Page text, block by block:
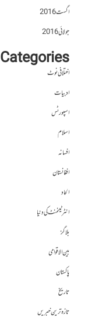
اگست 2016
جولائی 2016
Categories
اختلافی نوٹ
ادبیات
اسپورٹس
اسلام
افسانہ
افغانستان
الحاد
انٹرٹینمنٹ کی دنیا
بلاگز
بین الاقوامی
پاکستان
تاریخ
تازہ ترین خبریں